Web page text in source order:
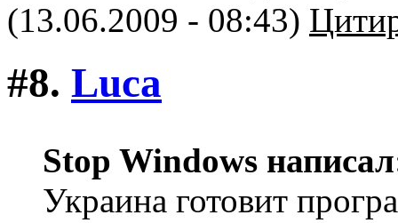
(13.06.2009 - 08:43)
#8. Luca
Stop Windows
Украина готовит